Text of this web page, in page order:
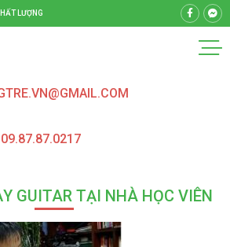
LƯỢNG
GUITAR TẠI NHÀ HỌC VIÊN